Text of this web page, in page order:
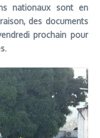
nationaux sont en
des documents
prochain pour
.